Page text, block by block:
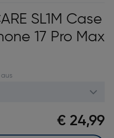
SL1M Case
17 Pro Max
€ 24,99